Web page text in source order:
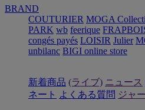
BRAND
COUTURIER MOGA
PARK wb feerique
congés payés LOISIR Julier
unbilanc BIGI online store
新着商品 (ライブ) ニュース
ネート よくある質問 ジャ